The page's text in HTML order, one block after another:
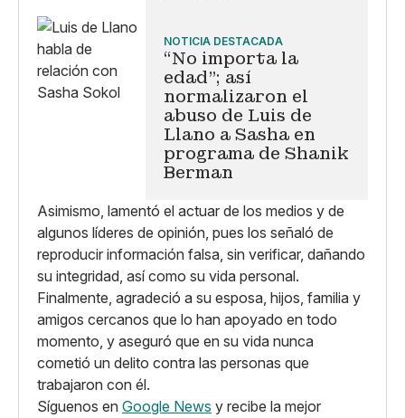
NOTICIA DESTACADA
“No importa la
edad”; así
normalizaron el
abuso de Luis de
Llano a Sasha en
programa de Shanik
Berman
Asimismo, lamentó el actuar de los medios y de
algunos líderes de opinión, pues los señaló de
reproducir información falsa, sin verificar, dañando
su integridad, así como su vida personal.
Finalmente, agradeció a su esposa, hijos, familia y
amigos cercanos que lo han apoyado en todo
momento, y aseguró que en su vida nunca
cometió un delito contra las personas que
trabajaron con él.
Síguenos en Google News y recibe la mejor